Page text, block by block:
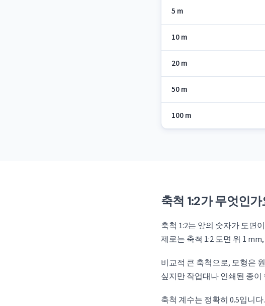
5 m
10 m
20 m
50 m
100 m
축척 1:2가 무엇인
축척 1:2는 앞의 숫자가 도면
제로는 축척 1:2 도면 위 1
비교적 큰 축척으로, 모형은
싶지만 작업대나 인쇄된 종이
축척 계수는 정확히 0.5입니